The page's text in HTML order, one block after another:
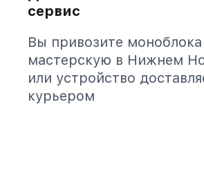
сервис
Вы привозите
мастерскую в Нижнем
или устройство
курьером